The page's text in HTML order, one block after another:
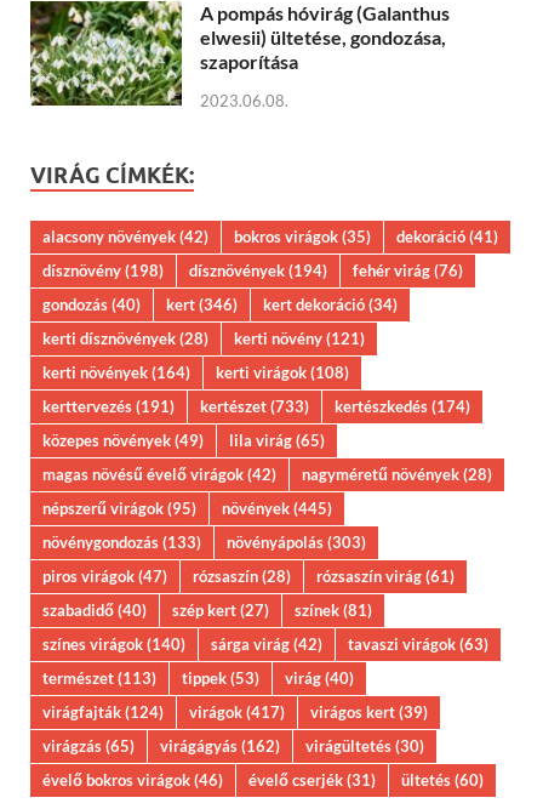
A pompás hóvirág (Galanthus
elwesii) ültetése, gondozása,
szaporítása
2023.06.08.
VIRÁG CÍMKÉK:
alacsony növények(42) bokros virágok(35) dekoráció(41)
dísznövény(198) dísznövények(194) fehér virág(76)
gondozás(40) kert(346) kert dekoráció(34)
kerti dísznövények(28) kerti növény(121)
kerti növények(164) kerti virágok(108)
kerttervezés(191) kertészet(733) kertészkedés(174)
közepes növények(49) lila virág(65)
magas növésű évelő virágok(42) nagyméretű növények(28)
népszerű virágok(95) növények(445)
növénygondozás(133) növényápolás(303)
piros virágok(47) rózsaszín(28) rózsaszín virág(61)
szabadidő(40) szép kert(27) színek(81)
színes virágok(140) sárga virág(42) tavaszi virágok(63)
természet(113) tippek(53) virág(40)
virágfajták(124) virágok(417) virágos kert(39)
virágzás(65) virágágyás(162) virágültetés(30)
évelő bokros virágok(46) évelő cserjék(31) ültetés(60)